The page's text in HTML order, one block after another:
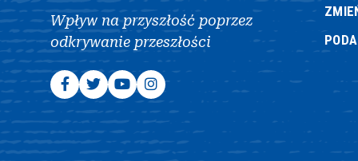
Wpływ na przyszłość poprzez
odkrywanie przeszłości